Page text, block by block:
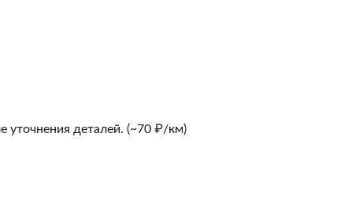
уточнения деталей. (~70 ₽/км)